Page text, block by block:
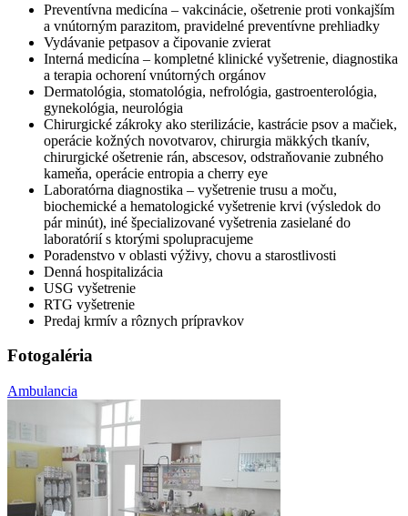
Preventívna medicína – vakcinácie, ošetrenie proti vonkajším
a vnútorným parazitom, pravidelné preventívne prehliadky
Vydávanie petpasov a čipovanie zvierat
Interná medicína – kompletné klinické vyšetrenie, diagnostika
a terapia ochorení vnútorných orgánov
Dermatológia, stomatológia, nefrológia, gastroenterológia,
gynekológia, neurológia
Chirurgické zákroky ako sterilizácie, kastrácie psov a mačiek,
operácie kožných novotvarov, chirurgia mäkkých tkanív,
chirurgické ošetrenie rán, abscesov, odstraňovanie zubného
kameňa, operácie entropia a cherry eye
Laboratórna diagnostika – vyšetrenie trusu a moču,
biochemické a hematologické vyšetrenie krvi (výsledok do
pár minút), iné špecializované vyšetrenia zasielané do
laboratórií s ktorými spolupracujeme
Poradenstvo v oblasti výživy, chovu a starostlivosti
Denná hospitalizácia
USG vyšetrenie
RTG vyšetrenie
Predaj krmív a rôznych prípravkov
Fotogaléria
Ambulancia